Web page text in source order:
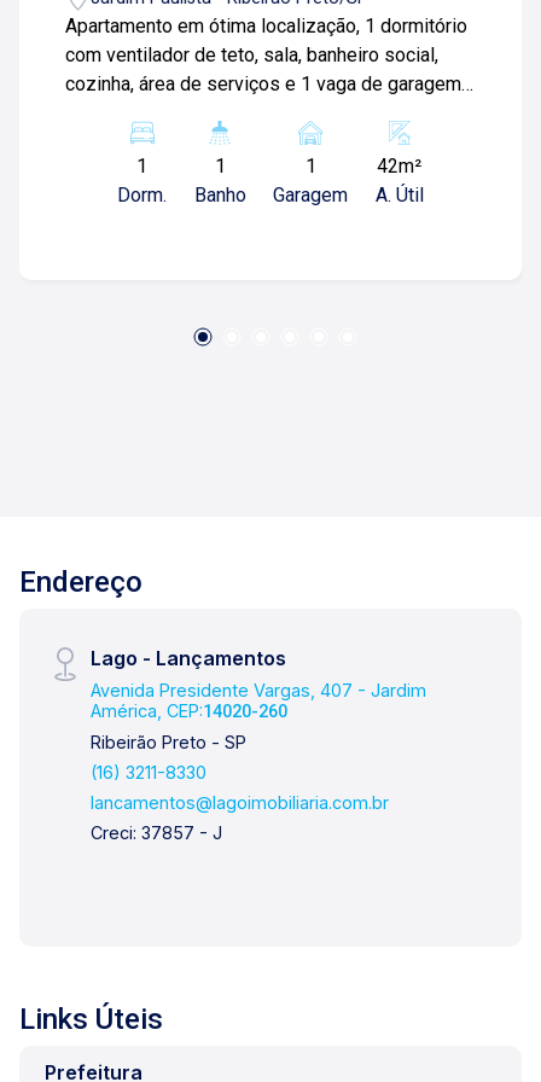
Apartamento em ótima localização, 1 dormitório
com ventilador de teto, sala, banheiro social,
cozinha, área de serviços e 1 vaga de garagem.
(1 6) 9 9 7 3 7- 2 6 7 2 / ( 1 6 ) 9 9 7 2 8- 1 1 2 9
1
Dorm.
1
Banho
1
Garagem
42m²
A. Útil
Endereço
Lago - Lançamentos
Avenida Presidente Vargas, 407 - Jardim
América, CEP:14020-260
Ribeirão Preto - SP
(16) 3211-8330
lancamentos@lagoimobiliaria.com.br
Creci: 37857 - J
Links Úteis
Prefeitura